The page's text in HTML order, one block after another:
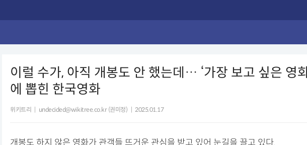
이럴 수가, 아직 개봉도 안 했는데… ‘가장 보고 싶은 영화
에 뽑힌 한국영화
위키트리 undecided@wikitree.co.kr (권미정) 2025.01.17
개봉도 하지 않은 영화가 관객들 뜨거운 관심을 받고 있어 눈길을 끌고 있다.